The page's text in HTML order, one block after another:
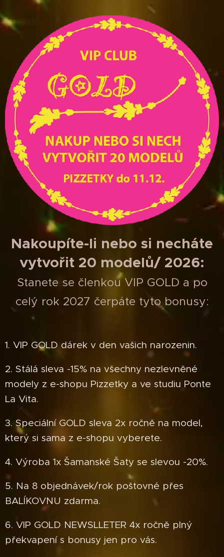
Nakoupíte-li nebo si necháte
vytvořit 20 modelů/ 2026:
Stanete se členkou VIP GOLD a po
celý rok 2027 čerpáte tyto bonusy:
1. VIP GOLD dárek v den vašich narozenin.
2. Stálá sleva -15% na všechny nezlevněné
modely z e-shopu Pizzetky a ve studiu Ponte
La Vita.
3. Speciální GOLD sleva 2x ročně na model,
který si sama z e-shopu vyberete.
4. Výroba 1x Šamanské Šaty se slevou -20%.
5. Na 8 objednávek/rok poštovné přes
BALÍKOVNU zdarma.
6. VIP GOLD NEWSLLETER 4x ročně plný
překvapení s bonusy jen pro vás.